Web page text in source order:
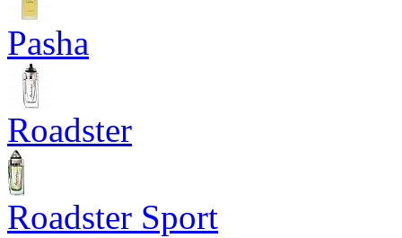
Pasha
Roadster
Roadster Sport